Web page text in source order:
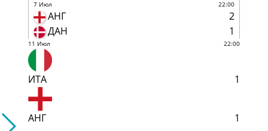
7 Июл 22:00
АНГ
2
ДАН
1
11 Июл 22:00
ИТА 1
АНГ 1